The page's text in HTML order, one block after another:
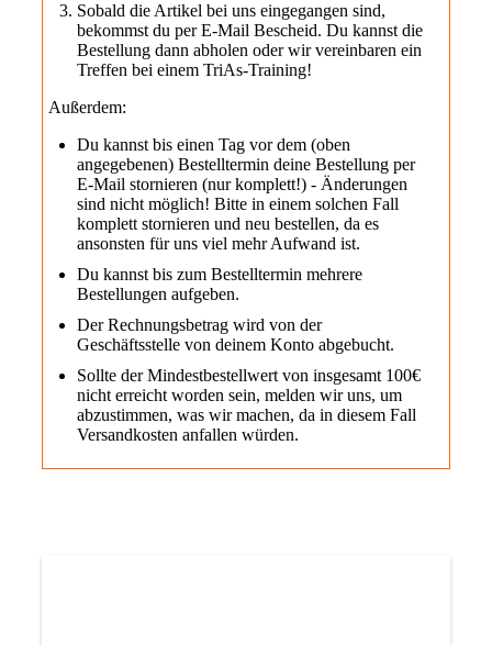
Sobald die Artikel bei uns eingegangen sind,
bekommst du per E-Mail Bescheid. Du kannst die
Bestellung dann abholen oder wir vereinbaren ein
Treffen bei einem TriAs-Training!
Außerdem:
Du kannst bis einen Tag vor dem (oben
angegebenen) Bestelltermin deine Bestellung per
E-Mail stornieren (nur komplett!) - Änderungen
sind nicht möglich! Bitte in einem solchen Fall
komplett stornieren und neu bestellen, da es
ansonsten für uns viel mehr Aufwand ist.
Du kannst bis zum Bestelltermin mehrere
Bestellungen aufgeben.
Der Rechnungsbetrag wird von der
Geschäftsstelle von deinem Konto abgebucht.
Sollte der Mindestbestellwert von insgesamt 100€
nicht erreicht worden sein, melden wir uns, um
abzustimmen, was wir machen, da in diesem Fall
Versandkosten anfallen würden.